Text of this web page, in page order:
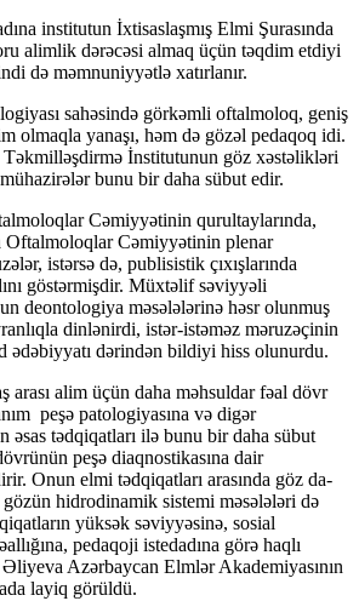
institutun İxtisaslaşmış Elmi Şurasında
alimlik dərəcəsi almaq üçün təqdim etdiyi
də məmnuniyyətlə xatırlanır.
sahəsində görkəmli oftalmoloq, geniş
olmaqla yanaşı, həm də gözəl pedaqoq idi.
İnstitutunun göz xəstəlikləri
bunu bir daha sübut edir.
Cəmiyyətinin qurultaylarında,
Of­­talmoloqlar Cəmiyyətinin plenar
istərsə də, pub­li­sis­tik çıxışlarında
göstərmişdir. Müx­­təlif səviyyəli
deontologiya məsələlərinə həsr olun­­­muş
dinlənirdi, istər-istəməz məruzəçinin
ədəbiyyatı dərindən bildiyi hiss olunurdu.
arası alim üçün daha məhsuldar fəal dövr
peşə patologiyasına və digər
əsas tədqiqatları ilə bunu bir daha sübut
peşə diaqnostika­sına dair
Onun elmi tədqiqatları arasında göz da­
gözün hidrodinamik sistemi məsələləri də
yüksək səviyyəsinə, sosial
pedaqoji istedadına görə haqlı
Azərbaycan Elm­lər Akademiyasının
layiq görüldü.